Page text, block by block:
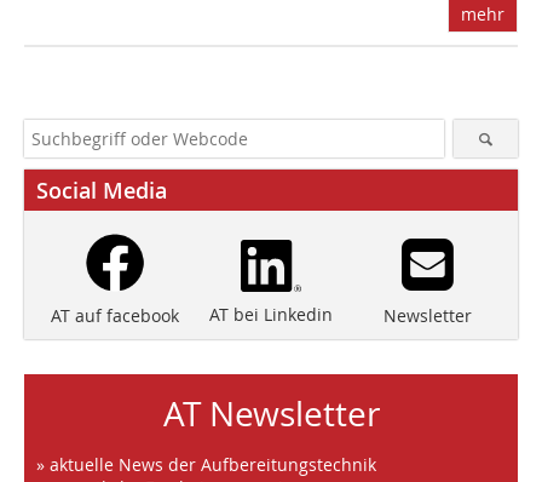
mehr
Social Media
AT auf facebook AT bei Linkedin Newsletter
AT Newsletter
» aktuelle News der Aufbereitungstechnik